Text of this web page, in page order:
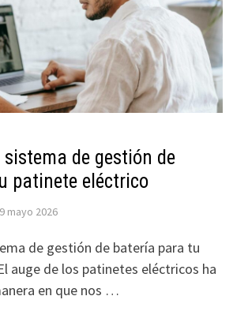
sistema de gestión de
patinete eléctrico
mayo 2026
de gestión de batería para tu
auge de los patinetes eléctricos ha
en que nos …